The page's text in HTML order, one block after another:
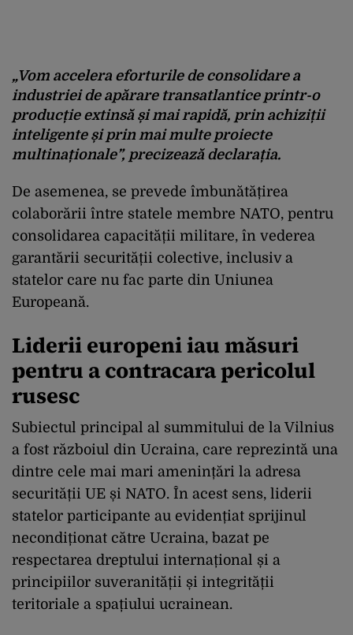
„Vom accelera eforturile de consolidare a
industriei de apărare transatlantice printr-o
producție extinsă și mai rapidă, prin achiziții
inteligente și prin mai multe proiecte
multinaționale”, precizează declarația.
De asemenea, se prevede îmbunătățirea
colaborării între statele membre NATO, pentru
consolidarea capacității militare, în vederea
garantării securității colective, inclusiv a
statelor care nu fac parte din Uniunea
Europeană.
Liderii europeni iau măsuri
pentru a contracara pericolul
rusesc
Subiectul principal al summitului de la Vilnius
a fost războiul din Ucraina, care reprezintă una
dintre cele mai mari amenințări la adresa
securității UE și NATO. În acest sens, liderii
statelor participante au evidențiat sprijinul
necondiționat către Ucraina, bazat pe
respectarea dreptului internațional și a
principiilor suveranității și integrității
teritoriale a spațiului ucrainean.